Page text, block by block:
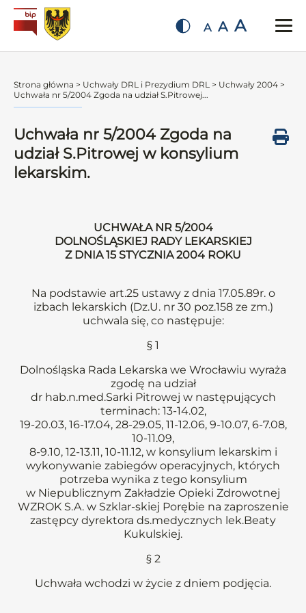
A A A
Strona główna > Uchwały DRL i Prezydium DRL > Uchwały 2004 >
Uchwała nr 5/2004 Zgoda na udział S.Pitrowej...
Uchwała nr 5/2004 Zgoda na
udział S.Pitrowej w konsylium
lekarskim.
UCHWAŁA NR 5/2004
DOLNOŚLĄSKIEJ RADY LEKARSKIEJ
Z DNIA 15 STYCZNIA 2004 ROKU
Na podstawie art.25 ustawy z dnia 17.05.89r. o
izbach lekarskich (Dz.U. nr 30 poz.158 ze zm.)
uchwala się, co następuje:
§ 1
Dolnośląska Rada Lekarska we Wrocławiu wyraża
zgodę na udział
dr hab.n.med.Sarki Pitrowej w następujących
terminach: 13-14.02,
19-20.03, 16-17.04, 28-29.05, 11-12.06, 9-10.07, 6-7.08,
10-11.09,
8-9.10, 12-13.11, 10-11.12, w konsylium lekarskim i
wykonywanie zabiegów operacyjnych, których
potrzeba wynika z tego konsylium
w Niepublicznym Zakładzie Opieki Zdrowotnej
WZROK S.A. w Szklar-skiej Porębie na zaproszenie
zastępcy dyrektora ds.medycznych lek.Beaty
Kukulskiej.
§ 2
Uchwała wchodzi w życie z dniem podjęcia.